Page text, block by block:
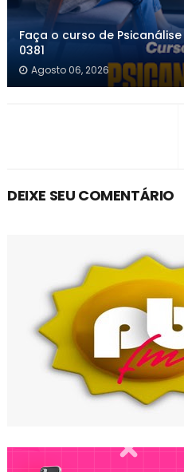
Faça o curso de Psicanálise
0381
Agosto 06, 2026
DEIXE SEU COMENTÁRIO